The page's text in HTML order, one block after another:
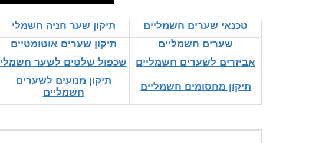
טכנאי שערים חשמליים תיקון שער חניה חשמלי
שערים חשמליים
תיקון שערים אוטומטיים
אביזרים לשערים חשמליים
שכפול שלטים לשער חשמלי
תיקון מחסומים חשמליים
תיקון מנועים לשערים
חשמליים